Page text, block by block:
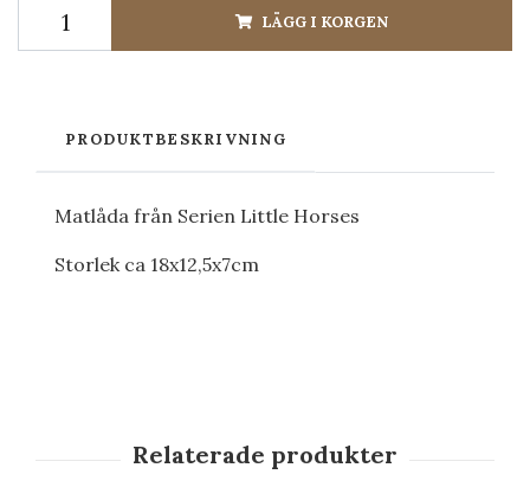
LÄGG I KORGEN
PRODUKTBESKRIVNING
Matlåda från Serien Little Horses
Storlek ca 18x12,5x7cm